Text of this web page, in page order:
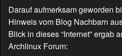
Darauf aufmerksam geworden
Hinweis vom Blog Nachbarn
Blick in dieses “Internet” ergab
Archlinux Forum: